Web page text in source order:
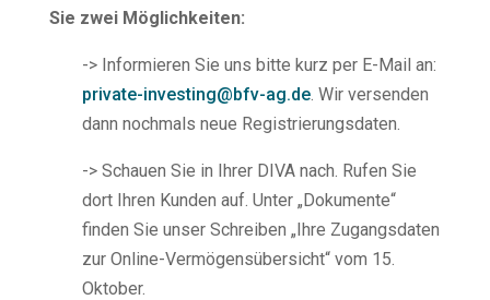
Sie zwei Möglichkeiten:
-> Informieren Sie uns bitte kurz per E-Mail an:
private-investing@bfv-ag.de. Wir versenden
dann nochmals neue Registrierungsdaten.
-> Schauen Sie in Ihrer DIVA nach. Rufen Sie
dort Ihren Kunden auf. Unter „Dokumente“
finden Sie unser Schreiben „Ihre Zugangsdaten
zur Online-Vermögensübersicht“ vom 15.
Oktober.